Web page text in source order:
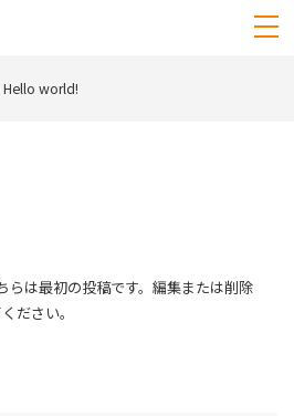
Hello world!
は最初の投稿です。編集または削除
ださい。